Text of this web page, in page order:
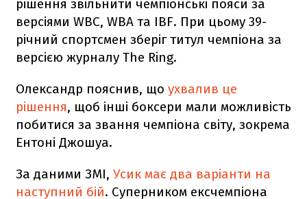
рішення звільнити чемпіонські пояси за
версіями WBC, WBA та IBF. При цьому 39-
річний спортсмен зберіг титул чемпіона за
версією журналу The Ring.
Олександр пояснив, що ухвалив це
рішення, щоб інші боксери мали можливість
побитися за звання чемпіона світу, зокрема
Ентоні Джошуа.
За даними ЗМІ, Усик має два варіанти на
наступний бій. Суперником ексчемпіона